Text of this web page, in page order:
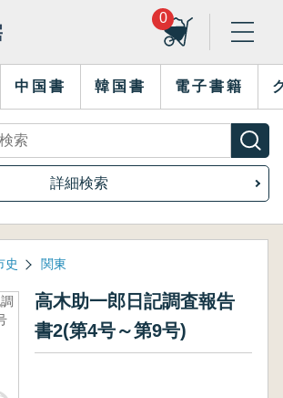
0
中国書 韓国書 電子書籍
詳細検索
史 関東
高木助一郎日記調査報告
書2(第4号～第9号)